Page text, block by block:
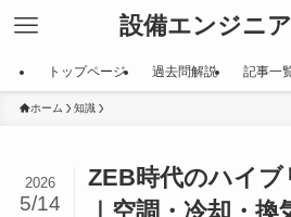
設備エンジニ
トップページ 過去問解説 記事一
ホーム 知識
ZEB時代のハイ
｜空調・冷却・
2026
5/14